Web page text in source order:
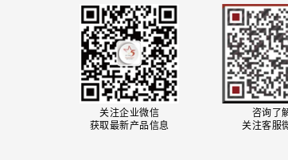
关注企业微信
获取最新产品信息
咨询了
关注客服